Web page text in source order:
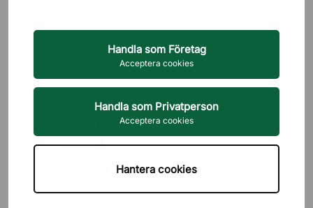
Handla som Företag
Acceptera cookies
Handla som Privatperson
Acceptera cookies
Hantera cookies